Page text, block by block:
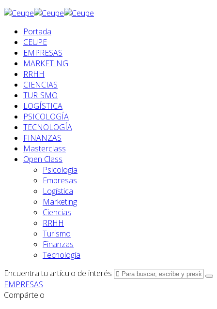
Portada
CEUPE
EMPRESAS
MARKETING
RRHH
CIENCIAS
TURISMO
LOGÍSTICA
PSICOLOGÍA
TECNOLOGÍA
FINANZAS
Masterclass
Open Class
Psicología
Empresas
Logística
Marketing
Ciencias
RRHH
Turismo
Finanzas
Tecnología
Encuentra tu artículo de interés
EMPRESAS
Compártelo